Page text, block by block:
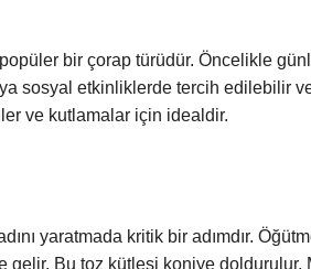
bir çorap türüdür. Öncelikle
sosyal etkinliklerde tercih edilebilir
ve kutlamalar için idealdir.
yaratmada kritik bir adımdır.
Bu toz kütlesi koniye doldurulur.